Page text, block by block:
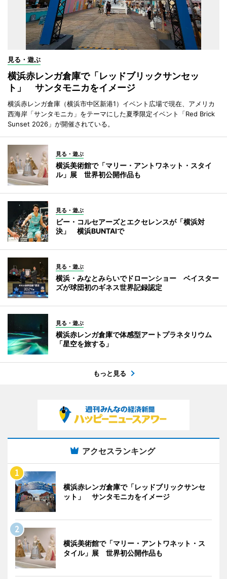
見る・遊ぶ
横浜赤レンガ倉庫で「レッドブリックサンセッ
ト」 サンタモニカをイメージ
横浜赤レンガ倉庫（横浜市中区新港1）イベント広場で現在、アメリカ
西海岸「サンタモニカ」をテーマにした夏季限定イベント「Red Brick
Sunset 2026」が開催されている。
見る・遊ぶ
横浜美術館で「マリー・アントワネット・スタイ
ル」展 世界初公開作品も
見る・遊ぶ
ビー・コルセアーズとエクセレンスが「横浜対
決」 横浜BUNTAIで
見る・遊ぶ
横浜・みなとみらいでドローンショー ベイスター
ズが球団初のギネス世界記録認定
見る・遊ぶ
横浜赤レンガ倉庫で体感型アートプラネタリウム
「星空を旅する」
もっと見る
アクセスランキング
横浜赤レンガ倉庫で「レッドブリックサンセ
ット」 サンタモニカをイメージ
横浜美術館で「マリー・アントワネット・ス
タイル」展 世界初公開作品も